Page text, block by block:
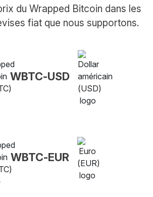
du Wrapped Bitcoin dans les
fiat que nous supportons.
WBTC-USD
WBTC-EUR